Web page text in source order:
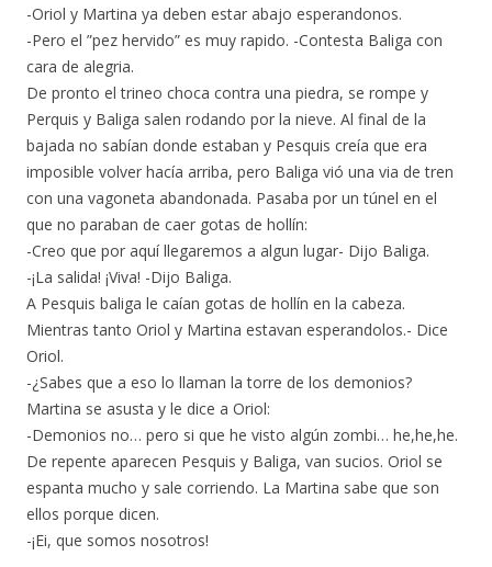
-Oriol y Martina ya deben estar abajo esperandonos.
-Pero el ”pez hervido” es muy rapido. -Contesta Baliga con
cara de alegria.
De pronto el trineo choca contra una piedra, se rompe y
Perquis y Baliga salen rodando por la nieve. Al final de la
bajada no sabían donde estaban y Pesquis creía que era
imposible volver hacía arriba, pero Baliga vió una via de tren
con una vagoneta abandonada. Pasaba por un túnel en el
que no paraban de caer gotas de hollín:
-Creo que por aquí llegaremos a algun lugar- Dijo Baliga.
-¡La salida! ¡Viva! -Dijo Baliga.
A Pesquis baliga le caían gotas de hollín en la cabeza.
Mientras tanto Oriol y Martina estavan esperandolos.- Dice
Oriol.
-¿Sabes que a eso lo llaman la torre de los demonios?
Martina se asusta y le dice a Oriol:
-Demonios no… pero si que he visto algún zombi… he,he,he.
De repente aparecen Pesquis y Baliga, van sucios. Oriol se
espanta mucho y sale corriendo. La Martina sabe que son
ellos porque dicen.
-¡Ei, que somos nosotros!